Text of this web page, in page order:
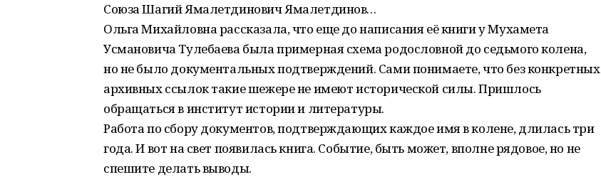
Союза Шагий Ямалетдинович Ямалетдинов…
Ольга Михайловна рассказала, что еще до написания её книги у Мухамета
Усмановича Тулебаева была примерная схема родословной до седьмого колена,
но не было документальных подтверждений. Сами понимаете, что без конкретных
архивных ссылок такие шежере не имеют исторической силы. Пришлось
обращаться в институт истории и литературы.
Работа по сбору документов, подтверждающих каждое имя в колене, длилась три
года. И вот на свет появилась книга. Событие, быть может, вполне рядовое, но не
спешите делать выводы.